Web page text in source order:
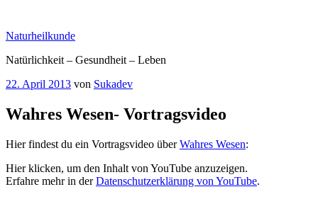
springen
Naturheilkunde
Natürlichkeit – Gesundheit – Leben
Veröffentlicht
22. April 2013 von Sukadev
Wahres Wesen- Vortragsvideo
Hier findest du ein Vortragsvideo überWahres Wesen:
„Wahres
Wesen“
von
Hier klicken, um den Inhalt von YouTube anzuzeigen.
Erfahre mehr in derDatenschutzerklärung von YouTube.